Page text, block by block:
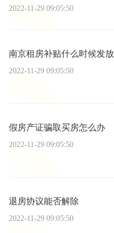
2022-11-29 09:05:50
南京租房补贴什么时候发放
2022-11-29 09:05:50
假房产证骗取买房怎么办
2022-11-29 09:05:50
退房协议能否解除
2022-11-29 09:05:50